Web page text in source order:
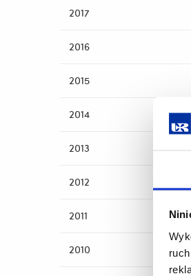
2017
2016
2015
2014
2013
2012
2011
2010